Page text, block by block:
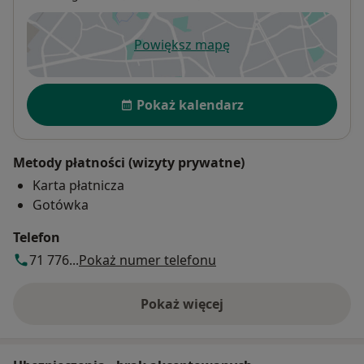
wieku i dyspozycji pacjenta staram się stworzyć
odpowiednie warunki skutecznego leczenia.
Przyjmuję również pacjentów posługujących się
językami: angielskim, włoskim i rosyjskim.
Powiększ mapęotwiera się w nowej karcie
Dostępność
Pokaż kalendarz
Metody płatności (wizyty prywatne)
Karta płatnicza
Gotówka
Telefon
71 776...Pokaż numer telefonu
Pokaż więcej
o adresie